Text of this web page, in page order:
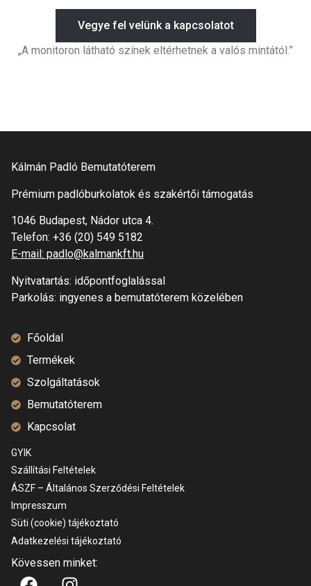
Vegye fel velünk a kapcsolatot
„A monitoron látható színek eltérhetnek a valós mintától.”
Kálmán Padló Bemutatóterem
Prémium padlóburkolatok és szakértői támogatás
1046 Budapest, Nádor utca 4.
Telefon: +36 (20) 549 5182
E-mail: padlo@kalmankft.hu
Nyitvatartás: időpontfoglalással
Parkolás: ingyenes a bemutatóterem közelében
Főoldal
Termékek
Szolgáltatások
Bemutatóterem
Kapcsolat
GYIK
Szállítási Feltételek
ÁSZF – Általános Szerződési Feltételek
Impresszum
Süti (cookie) tájékoztató
Adatkezelési tájékoztató
Kövessen minket: